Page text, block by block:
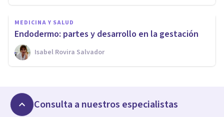
MEDICINA Y SALUD
Endodermo: partes y desarrollo en la gestación
Isabel Rovira Salvador
Consulta a nuestros especialistas